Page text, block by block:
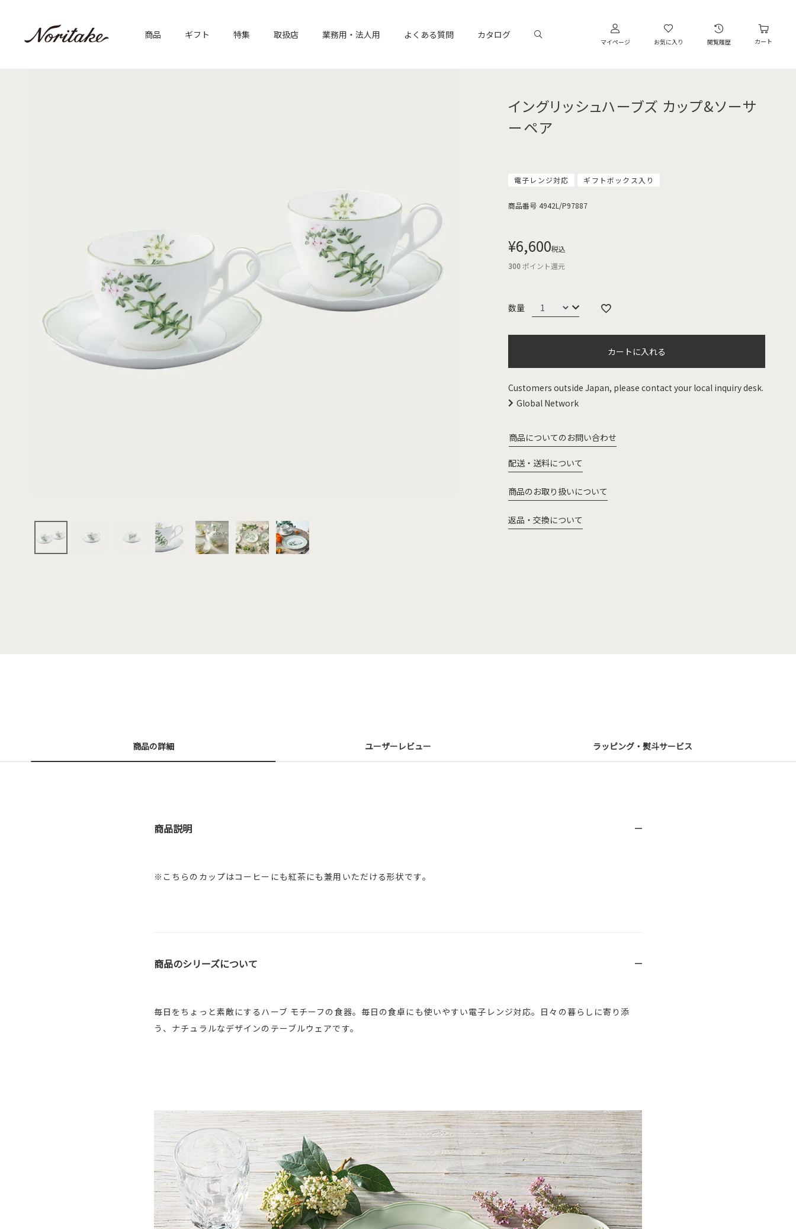
商品 ギフト 特集 取扱店 業務用・法人用 よくある質問 カタログ
マイページ お気に入り 閲覧履歴 カート
イングリッシュハーブズ カップ&ソーサ
ーペア
電子レンジ対応 ギフトボックス入り
商品番号 4942L/P97887
¥6,600税込
300ポイント還元
カートに入れる
Customers outside Japan, please contact your local inquiry desk.
Global Network
商品についてのお問い合わせ
配送・送料について
商品のお取り扱いについて
返品・交換について
商品の詳細 ユーザーレビュー ラッピング・熨斗サービス
商品説明
※こちらのカップはコーヒーにも紅茶にも兼用いただける形状です。
商品のシリーズについて
毎日をちょっと素敵にするハーブ モチーフの食器。毎日の食卓にも使いやすい電子レンジ対応。日々の暮らしに寄り添
う、ナチュラルなデザインのテーブルウェアです。